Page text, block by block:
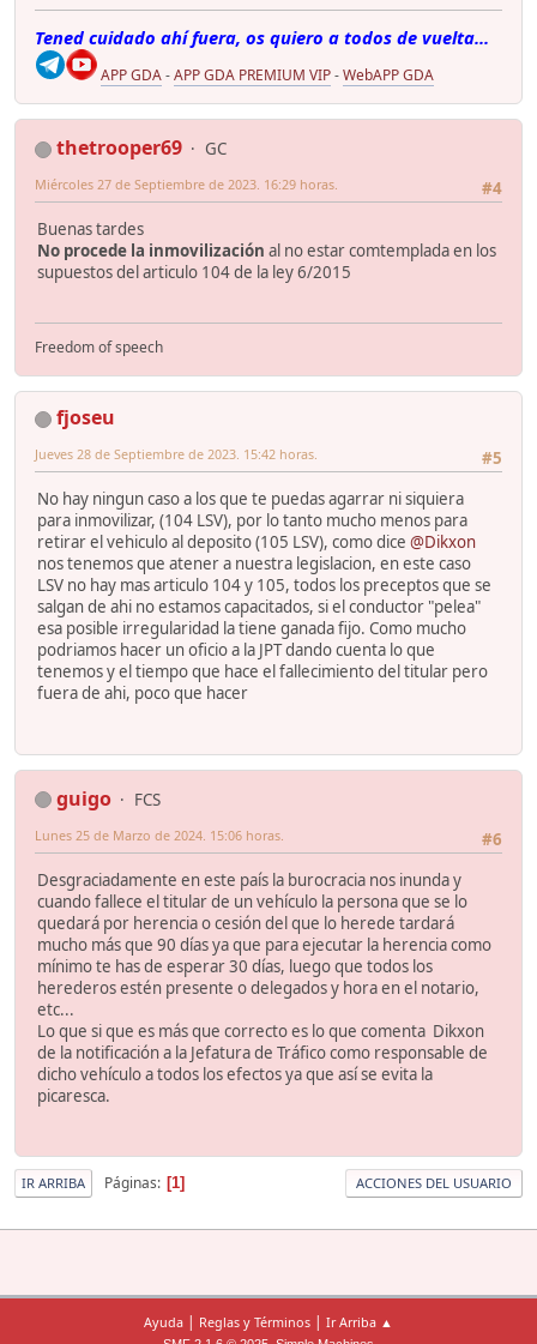
Tened cuidado ahí fuera, os quiero a todos de vuelta...
APP GDA-APP GDA PREMIUM VIP-WebAPP GDA
thetrooper69
GC
#4
Miércoles 27 de Septiembre de 2023. 16:29 horas.
Buenas tardes
No procede la inmovilización al no estar comtemplada en los
supuestos del articulo 104 de la ley 6/2015
Freedom of speech
fjoseu
#5
Jueves 28 de Septiembre de 2023. 15:42 horas.
No hay ningun caso a los que te puedas agarrar ni siquiera
para inmovilizar, (104 LSV), por lo tanto mucho menos para
retirar el vehiculo al deposito (105 LSV), como dice @Dikxon
nos tenemos que atener a nuestra legislacion, en este caso
LSV no hay mas articulo 104 y 105, todos los preceptos que se
salgan de ahi no estamos capacitados, si el conductor "pelea"
esa posible irregularidad la tiene ganada fijo. Como mucho
podriamos hacer un oficio a la JPT dando cuenta lo que
tenemos y el tiempo que hace el fallecimiento del titular pero
fuera de ahi, poco que hacer
guigo
FCS
#6
Lunes 25 de Marzo de 2024. 15:06 horas.
Desgraciadamente en este país la burocracia nos inunda y
cuando fallece el titular de un vehículo la persona que se lo
quedará por herencia o cesión del que lo herede tardará
mucho más que 90 días ya que para ejecutar la herencia como
mínimo te has de esperar 30 días, luego que todos los
herederos estén presente o delegados y hora en el notario,
etc...
Lo que si que es más que correcto es lo que comenta Dikxon
de la notificación a la Jefatura de Tráfico como responsable de
dicho vehículo a todos los efectos ya que así se evita la
picaresca.
IR ARRIBA Páginas 1 ACCIONES DEL USUARIO
Ayuda | Reglas y Términos | Ir Arriba ▲